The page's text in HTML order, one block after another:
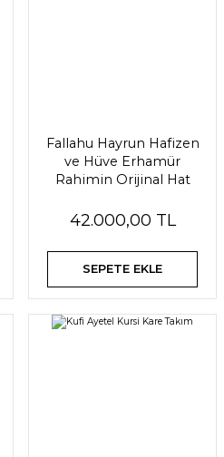
Fallahu Hayrun Hafizen
ve Hüve Erhamür
Rahimin Orijinal Hat
42.000,00 TL
SEPETE EKLE